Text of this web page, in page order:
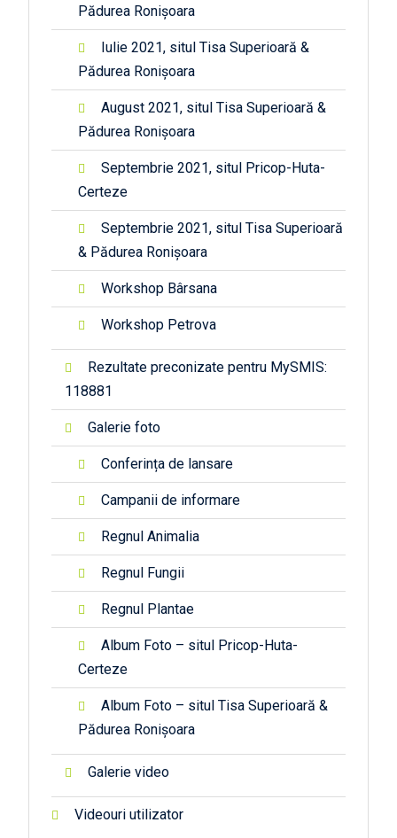
Pădurea Ronișoara
Iulie 2021, situl Tisa Superioară &
Pădurea Ronișoara
August 2021, situl Tisa Superioară &
Pădurea Ronișoara
Septembrie 2021, situl Pricop-Huta-
Certeze
Septembrie 2021, situl Tisa Superioară
& Pădurea Ronișoara
Workshop Bârsana
Workshop Petrova
Rezultate preconizate pentru MySMIS:
118881
Galerie foto
Conferința de lansare
Campanii de informare
Regnul Animalia
Regnul Fungii
Regnul Plantae
Album Foto – situl Pricop-Huta-
Certeze
Album Foto – situl Tisa Superioară &
Pădurea Ronișoara
Galerie video
Videouri utilizator